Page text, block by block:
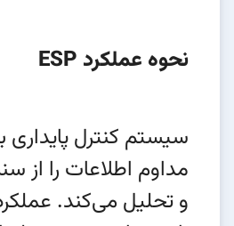
نحوه عملکرد ESP
سیستم کنترل
مداوم اطلاعات را از
و تحلیل می‌کند.